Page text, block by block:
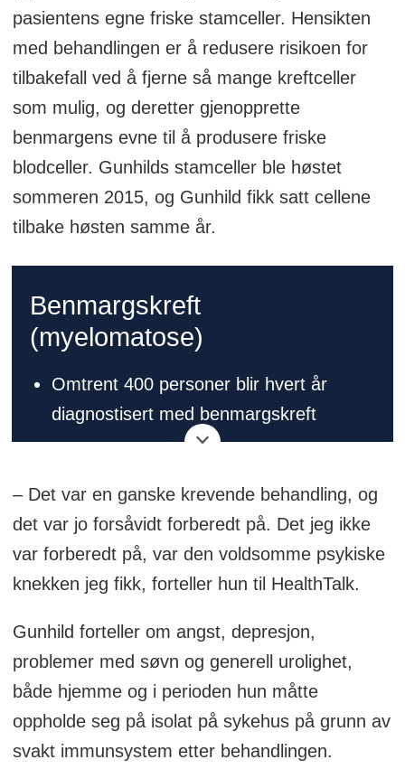
pasientens egne friske stamceller. Hensikten
med behandlingen er å redusere risikoen for
tilbakefall ved å fjerne så mange kreftceller
som mulig, og deretter gjenopprette
benmargens evne til å produsere friske
blodceller. Gunhilds stamceller ble høstet
sommeren 2015, og Gunhild fikk satt cellene
tilbake høsten samme år.
Benmargskreft
(myelomatose)
Omtrent 400 personer blir hvert år
diagnostisert med benmargskreft
(myelomatose) i Norge
Benmargskreft er en relativt sjelden
sykdom der kreftfremkallende
antistoffproduserende immunceller
bygger seg opp i benmargen. Disse
av normale blodceller og påvirke andre
deler av benmargen og kroppen.
Myelomatose kjennetegnes av stadige
tilbakefall. Pasientene får ofte mange
– Det var en ganske krevende behandling, og
det var jo forsåvidt forberedt på. Det jeg ikke
var forberedt på, var den voldsomme psykiske
knekken jeg fikk, forteller hun til HealthTalk.
Gunhild forteller om angst, depresjon,
problemer med søvn og generell urolighet,
både hjemme og i perioden hun måtte
oppholde seg på isolat på sykehus på grunn av
svakt immunsystem etter behandlingen.